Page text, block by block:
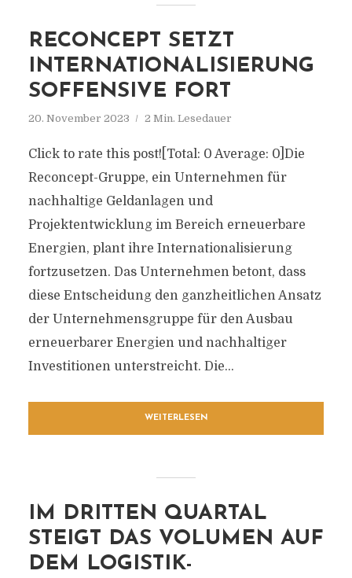
RECONCEPT SETZT
INTERNATIONALISIERUNG
SOFFENSIVE FORT
20. November 2023 2 Min. Lesedauer
Click to rate this post![Total: 0 Average: 0]Die
Reconcept-Gruppe, ein Unternehmen für
nachhaltige Geldanlagen und
Projektentwicklung im Bereich erneuerbare
Energien, plant ihre Internationalisierung
fortzusetzen. Das Unternehmen betont, dass
diese Entscheidung den ganzheitlichen Ansatz
der Unternehmensgruppe für den Ausbau
erneuerbarer Energien und nachhaltiger
Investitionen unterstreicht. Die...
WEITERLESEN
IM DRITTEN QUARTAL
STEIGT DAS VOLUMEN AUF
DEM LOGISTIK-